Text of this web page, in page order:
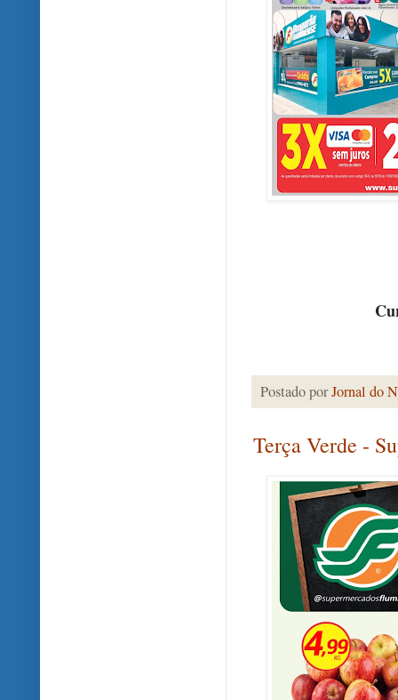
Postado porJornal do
Terça Verde -